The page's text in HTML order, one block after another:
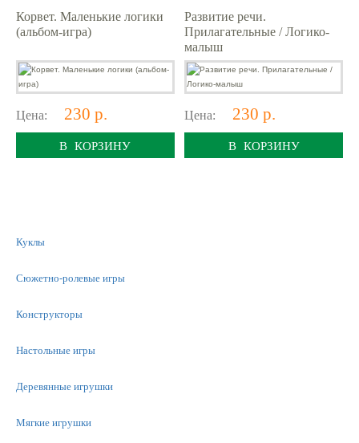
Корвет. Маленькие логики
(альбом-игра)
Цена: 230 р.
В КОРЗИНУ
Развитие речи.
Прилагательные / Логико-
малыш
Цена: 230 р.
В КОРЗИНУ
Куклы
Сюжетно-ролевые игры
Конструкторы
Настольные игры
Деревянные игрушки
Мягкие игрушки